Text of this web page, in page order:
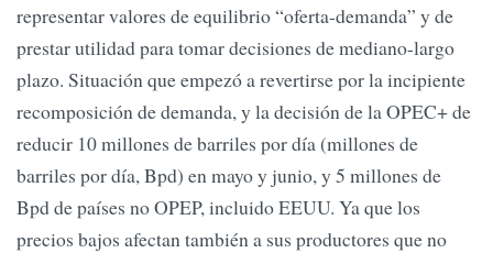
representar valores de equilibrio “oferta-demanda” y de
prestar utilidad para tomar decisiones de mediano-largo
plazo. Situación que empezó a revertirse por la incipiente
recomposición de demanda, y la decisión de la OPEC+ de
reducir 10 millones de barriles por día (millones de
barriles por día, Bpd) en mayo y junio, y 5 millones de
Bpd de países no OPEP, incluido EEUU. Ya que los
precios bajos afectan también a sus productores que no